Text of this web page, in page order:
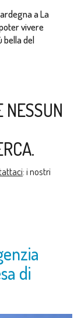
a La
vivere
bella del
NESSUN
: i nostri
di